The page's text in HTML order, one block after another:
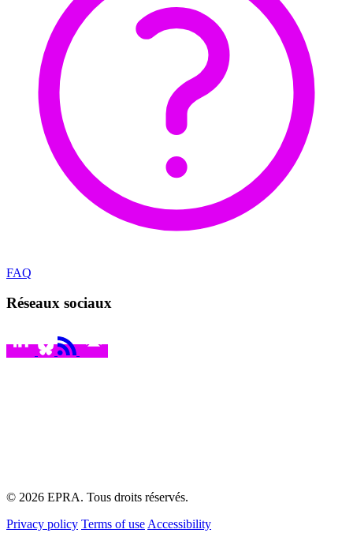
FAQ
Réseaux sociaux
© 2026 EPRA. Tous droits réservés.
Privacy policy Terms of use Accessibility